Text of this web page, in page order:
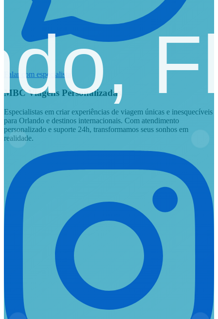
Falar com especialista
MBC Viagens Personalizadas
Especialistas em criar experiências de viagem únicas e inesquecíveis
para Orlando e destinos internacionais. Com atendimento
personalizado e suporte 24h, transformamos seus sonhos em
realidade.